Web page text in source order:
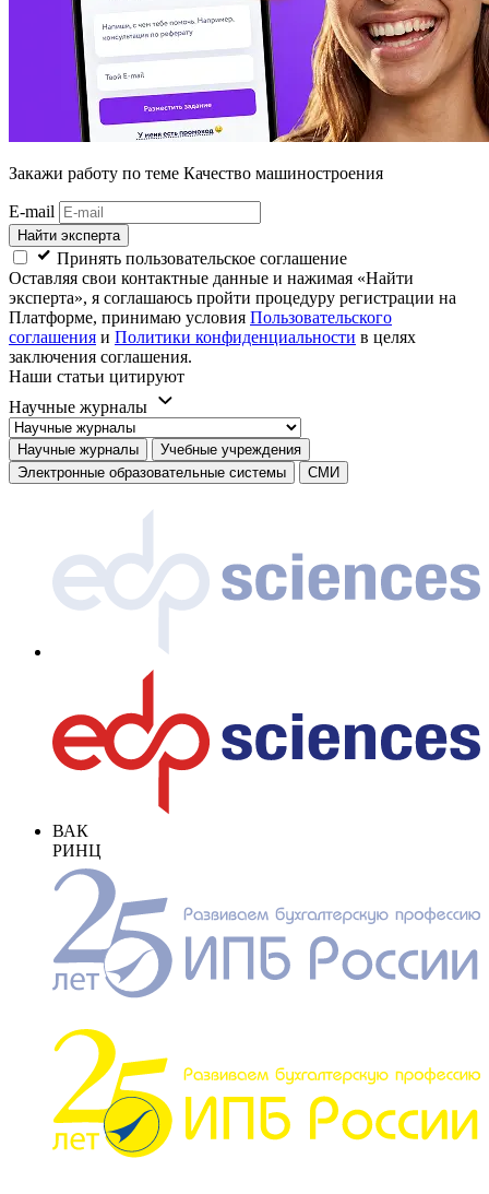
Закажи работу по теме Качество машиностроения
E-mail
Найти эксперта
Принять пользовательское соглашение
Оставляя свои контактные данные и нажимая «Найти
эксперта», я соглашаюсь пройти процедуру регистрации на
Платформе, принимаю условия Пользовательского
соглашения и Политики конфиденциальности в целях
заключения соглашения.
Наши статьи цитируют
Научные журналы
Научные журналы
Учебные учреждения
Электронные образовательные системы
СМИ
ВАК
РИНЦ